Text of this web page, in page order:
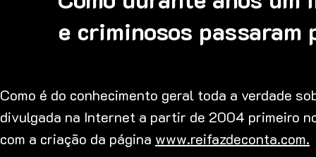
e criminosos
Como é do conhecimento geral toda a verdade
divulgada na Internet a partir de 2004 primeiro
com a criação da página www.reifazdeconta.com.